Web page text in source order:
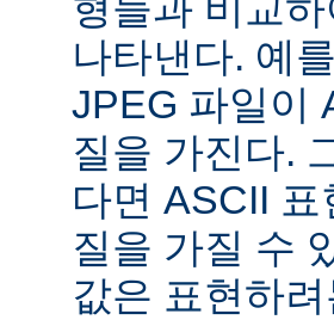
나타낸다. 예
JPEG 파일이
질을 가진다.
다면 ASCII
질을 가질 수
값은 표현하